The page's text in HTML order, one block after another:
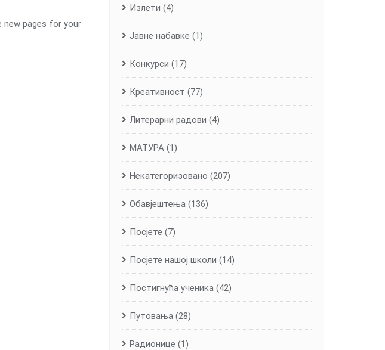
new pages for your
Излети (4)
Јавне набавке (1)
Конкурси (17)
Креативност (77)
Литерарни радови (4)
МАТУРА (1)
Некатегоризовано (207)
Обавјештења (136)
Посјете (7)
Посјете нашој школи (14)
Постигнућа ученика (42)
Путовања (28)
Радионице (1)